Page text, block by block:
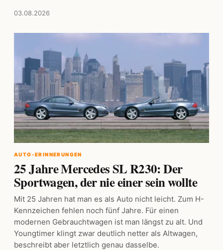
03.08.2026
AUTO-ERINNERUNGEN
25 Jahre Mercedes SL R230: Der
Sportwagen, der nie einer sein wollte
Mit 25 Jahren hat man es als Auto nicht leicht. Zum H-
Kennzeichen fehlen noch fünf Jahre. Für einen
modernen Gebrauchtwagen ist man längst zu alt. Und
Youngtimer klingt zwar deutlich netter als Altwagen,
beschreibt aber letztlich genau dasselbe.